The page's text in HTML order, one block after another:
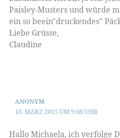
Paisley-Musters und würde
ein so beein"druckendes"
Liebe Grüsse,
Claudine
ANONYM
18. MÄRZ 2015 UM 9:08 UHR
Hallo Michaela, ich verfolge